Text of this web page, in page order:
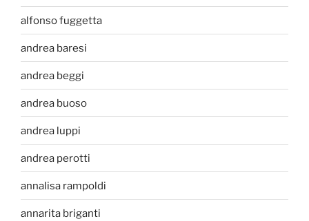
alfonso fuggetta
andrea baresi
andrea beggi
andrea buoso
andrea luppi
andrea perotti
annalisa rampoldi
annarita briganti